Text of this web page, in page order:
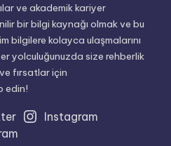
ve akademik kariyer
bir bilgi kaynağı olmak ve bu
bilgilere kolayca ulaşmalarını
yolculuğunuzda size rehberlik
fırsatlar için
edin!
Instagram